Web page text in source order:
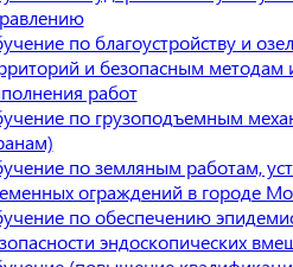
по благоустройству и
и безопасным методам
работ
по грузоподъемным
по земляным работам,
ограждений в городе
по обеспечению
эндоскопических